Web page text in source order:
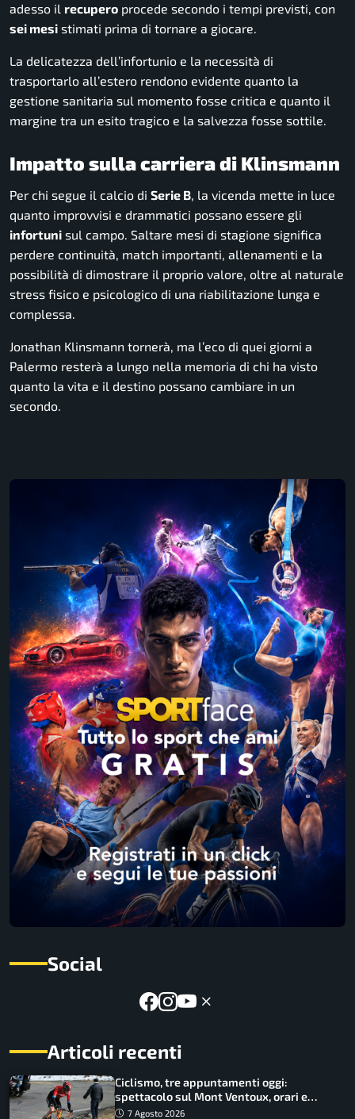
adesso il recupero procede secondo i tempi previsti, con
sei mesi stimati prima di tornare a giocare.
La delicatezza dell’infortunio e la necessità di
trasportarlo all’estero rendono evidente quanto la
gestione sanitaria sul momento fosse critica e quanto il
margine tra un esito tragico e la salvezza fosse sottile.
Impatto sulla carriera di Klinsmann
Per chi segue il calcio di Serie B, la vicenda mette in luce
quanto improvvisi e drammatici possano essere gli
infortuni sul campo. Saltare mesi di stagione significa
perdere continuità, match importanti, allenamenti e la
possibilità di dimostrare il proprio valore, oltre al naturale
stress fisico e psicologico di una riabilitazione lunga e
complessa.
Jonathan Klinsmann tornerà, ma l’eco di quei giorni a
Palermo resterà a lungo nella memoria di chi ha visto
quanto la vita e il destino possano cambiare in un
secondo.
Social
Articoli recenti
Ciclismo, tre appuntamenti oggi:
spettacolo sul Mont Ventoux, orari e
come vederli
7 Agosto 2026